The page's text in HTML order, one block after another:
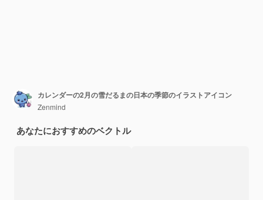
カレンダーの2月の雪だるまの日本の季節のイラストアイコン
Zenmind
あなたにおすすめのベクトル